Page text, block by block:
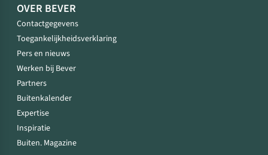
OVER BEVER
Contactgegevens
Toegankelijkheidsverklaring
Pers en nieuws
Werken bij Bever
Partners
Buitenkalender
Expertise
Inspiratie
Buiten. Magazine